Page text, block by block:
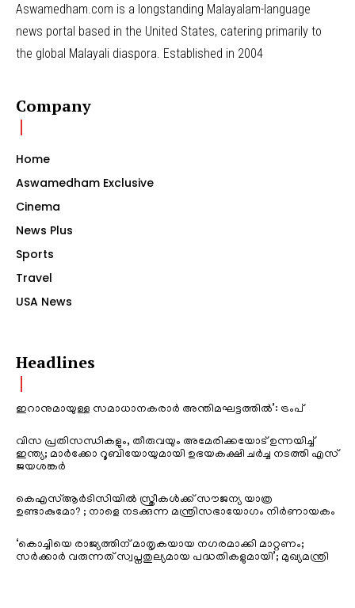
Aswamedham.com is a longstanding Malayalam-language
news portal based in the United States, catering primarily to
the global Malayali diaspora. Established in 2004
Company
Home
Aswamedham Exclusive
Cinema
News Plus
Sports
Travel
USA News
Headlines
ഇറാനുമായുള്ള സമാധാനകരാർ അന്തിമഘട്ടത്തിൽ‌’: ട്രംപ്
വിസ പ്രതിസന്ധികളും, തീരുവയും അമേരിക്കയോട് ഉന്നയിച്ച്
ഇന്ത്യ; മാർക്കോ റൂബിയോയുമായി ഉഭയകക്ഷി ചർച്ച നടത്തി എസ്
ജയശങ്കർ
കെഎസ്ആർടിസിയിൽ സ്ത്രീകൾക്ക് സൗജന്യ യാത്ര
ഉണ്ടാകുമോ? ; നാളെ നടക്കുന്ന മന്ത്രിസഭായോഗം നിർണായകം
‘കൊച്ചിയെ രാജ്യത്തിന് മാതൃകയായ നഗരമാക്കി മാറ്റണം;
സർക്കാർ വരുന്നത് സ്വപ്നതുല്യമായ പദ്ധതികളുമായി’; മുഖ്യമന്ത്രി